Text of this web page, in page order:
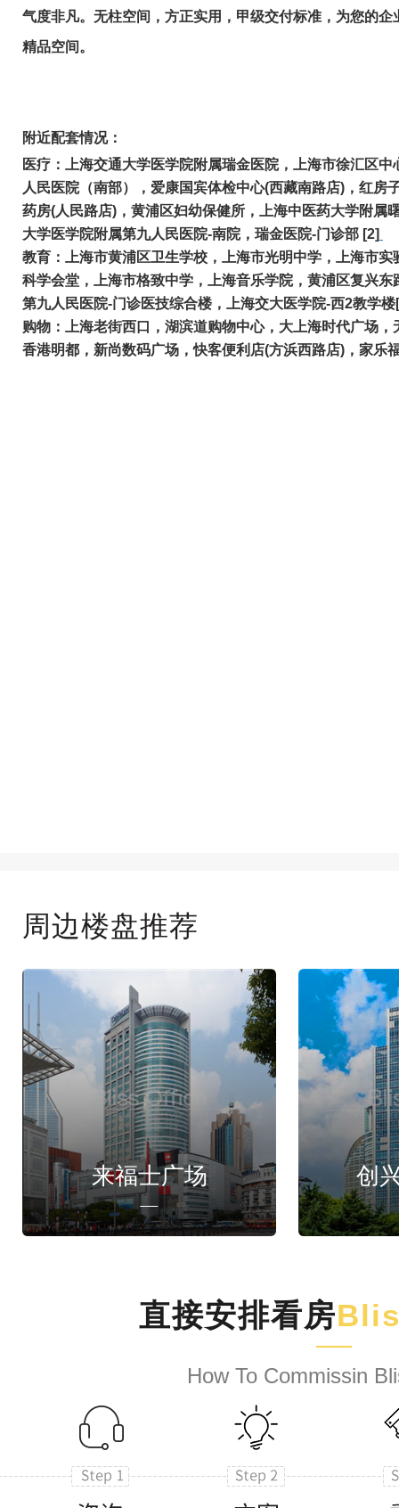
气度非凡。无柱空间，方正实用，甲级交付标准，为您的
精品空间。
附近配套情况：
医疗：上海交通大学医学院附属瑞金医院，上海市徐汇区
人民医院（南部），爱康国宾体检中心(西藏南路店)，红房
药房(人民路店)，黄浦区妇幼保健所，上海中医药大学附属
大学医学院附属第九人民医院-南院，瑞金医院-门诊部 [2]
教育：上海市黄浦区卫生学校，上海市光明中学，上海市
科学会堂，上海市格致中学，上海音乐学院，黄浦区复兴
第九人民医院-门诊医技综合楼，上海交大医学院-西2教学
购物：上海老街西口，湖滨道购物中心，大上海时代广场
香港明都，新尚数码广场，快客便利店(方浜西路店)，家乐
周边楼盘推荐
来福士广场 创
直接安排看房
How To Commissin